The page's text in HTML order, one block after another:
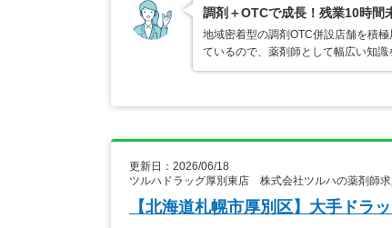
調剤＋OTCで成長！残業10時間
地域密着型の調剤OTC併設店舗を積
ているので、薬剤師として幅広い知
更新日：2026/06/18
ツルハドラッグ厚別東店 株式会社ツルハの薬剤師求
【北海道札幌市厚別区】大手ドラ